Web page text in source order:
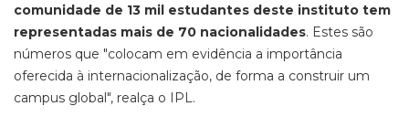
comunidade de 13 mil estudantes deste instituto tem
representadas mais de 70 nacionalidades. Estes são
números que "colocam em evidência a importância
oferecida à internacionalização, de forma a construir um
campus global", realça o IPL.